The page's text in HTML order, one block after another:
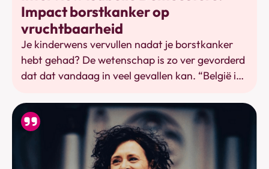
Impact borstkanker op
vruchtbaarheid
Je kinderwens vervullen nadat je borstkanker
hebt gehad? De wetenschap is zo ver gevorderd
dat dat vandaag in veel gevallen kan. “België is
fertiliteitsbehandelingen”, stelt Isabelle
Demeestere, topexperte inzake kanker en
vruchtbaarheid.